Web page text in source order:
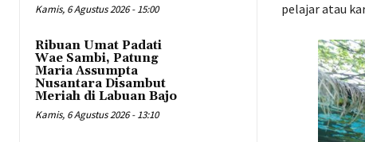
Kamis, 6 Agustus 2026 - 15:00
Ribuan Umat Padati
Wae Sambi, Patung
Maria Assumpta
Nusantara Disambut
Meriah di Labuan Bajo
Kamis, 6 Agustus 2026 - 13:10
pelajar atau